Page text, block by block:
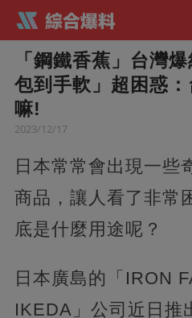
「鋼鐵香蕉」台灣
包到手軟」超困惑
嘛!
2023/12/17
日本常常會出現一些
商品，讓人看了非常
底是什麼用途呢？
日本廣島的「IRON
IKEDA」公司近日推